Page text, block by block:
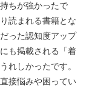
ちが強かったで
読まれる書籍とな
った認知度アップ
も掲載される「着
れしかったです。
接悩みや困ってい